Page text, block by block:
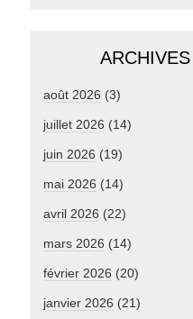
ARCHIVES
août 2026 (3)
juillet 2026 (14)
juin 2026 (19)
mai 2026 (14)
avril 2026 (22)
mars 2026 (14)
février 2026 (20)
janvier 2026 (21)